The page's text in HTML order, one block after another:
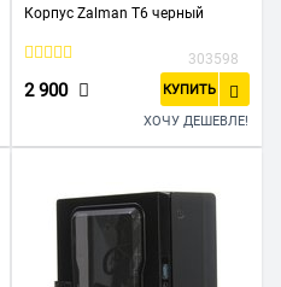
Корпус Zalman T6 черный
303598
2 900 КУПИТЬ
ХОЧУ ДЕШЕВЛЕ!